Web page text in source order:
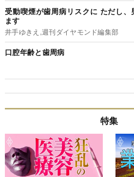
受動喫煙が歯周病リスクに ただし、
ます
井手ゆきえ,週刊ダイヤモンド編集部
口腔年齢と歯周病
特集